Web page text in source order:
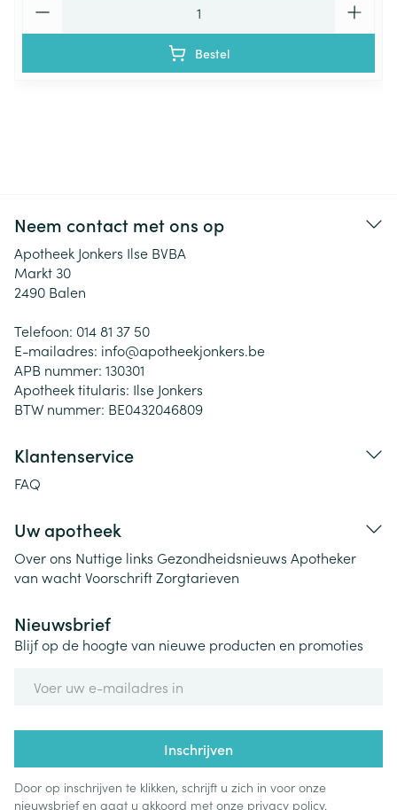
Bestel
Neem contact met ons op
Apotheek Jonkers Ilse BVBA
Markt 30
2490 Balen
Telefoon: 014 81 37 50
E-mailadres: info@apotheekjonkers.be
APB nummer: 130301
Apotheek titularis: Ilse Jonkers
BTW nummer: BE0432046809
Klantenservice
FAQ
Uw apotheek
Over ons Nuttige links Gezondheidsnieuws Apotheker
van wachtVoorschriftZorgtarieven
Nieuwsbrief
Blijf op de hoogte van nieuwe producten en promoties
Inschrijven
Door op inschrijven te klikken, schrijft u zich in voor onze
nieuwsbrief en gaat u akkoord met onze privacy policy.